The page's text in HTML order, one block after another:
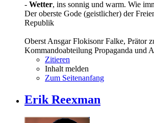
- Wetter, ins sonnig und warm. Wie
Der oberste Gode (geistlicher) der
Republik
Oberst Ansgar Flokisonr Falke, Prätor
Kommandoabteilung Propaganda und
Zitieren
Inhalt melden
Zum Seitenanfang
Erik Reexman